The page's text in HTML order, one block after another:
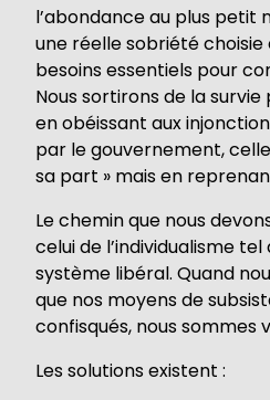
l’abondance au plus petit
une réelle sobriété choisie
besoins essentiels pour
Nous sortirons de la
en obéissant aux
par le gouvernement,
sa part » mais en
Le chemin que nous
celui de l’individualisme
système libéral. Quand
que nos moyens de
confisqués, nous sommes
Les solutions existent :